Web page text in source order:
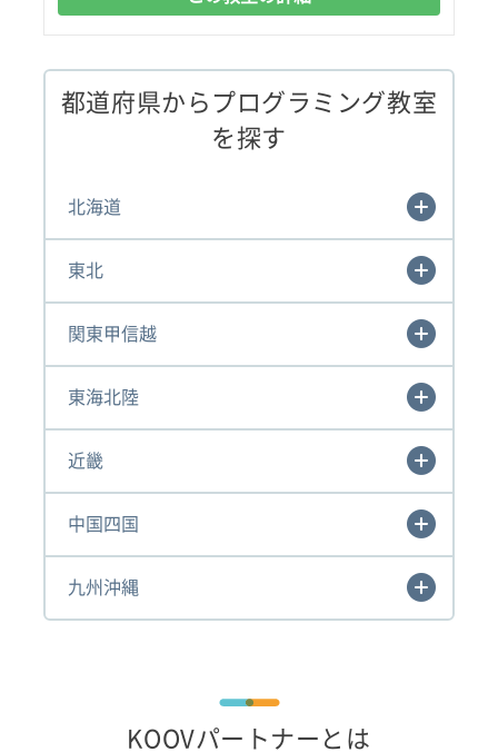
都道府県からプログラミング教室
を探す
北海道
東北
関東甲信越
東海北陸
近畿
中国四国
九州沖縄
KOOVパートナーとは